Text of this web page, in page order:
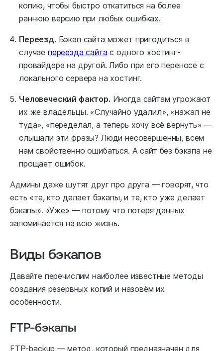
копию, чтобы быстро откатиться на более
раннюю версию при любых ошибках.
Переезд. Бэкап сайта может пригодиться в
случае переезда сайта с одного хостинг-
провайдера на другой. Либо при его переносе с
локального сервера на хостинг.
Человеческий фактор. Иногда сайтам угрожают
их же владельцы. «Случайно удалил», «нажал не
туда», «переделал, а теперь хочу всё вернуть» —
слышали эти фразы? Люди несовершенны, всем
нам свойственно ошибаться. А сайт без бэкапа не
прощает ошибок.
Админы даже шутят друг про друга — говорят, что
есть «те, кто делает бэкапы, и те, кто уже делает
бэкапы». «Уже» — потому что потеря данных
запоминается на всю жизнь.
Виды бэкапов
Давайте перечислим наиболее известные методы
создания резервных копий и назовём их
особенности.
FTP-бэкапы
FTP-backup — метод, который предназначен для